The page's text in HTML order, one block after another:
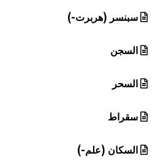
سبنسر (هربرت-)
السجن
السحر
سقراط
السكان (علم-)